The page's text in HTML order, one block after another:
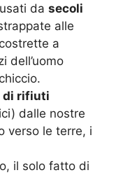
da secoli
alle
a
dell’uomo
rifiuti
dalle nostre
verso le terre, i
il solo fatto di